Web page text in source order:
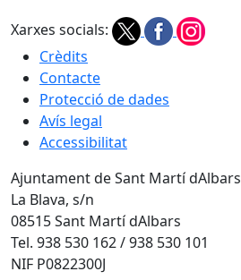
Xarxes socials:
Crèdits
Contacte
Protecció de dades
Avís legal
Accessibilitat
Ajuntament de Sant Martí dAlbars
La Blava, s/n
08515 Sant Martí dAlbars
Tel. 938 530 162 / 938 530 101
NIF P0822300J